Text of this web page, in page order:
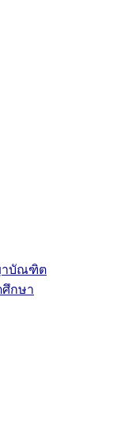
าบัณฑิต
กษา